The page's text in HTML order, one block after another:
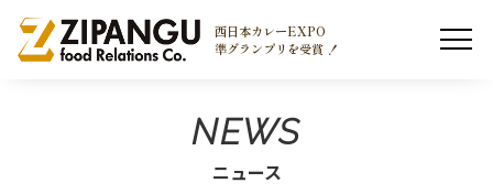
西日本カレーEXPO
準グランプリを受賞 ！
NEWS
ニュース